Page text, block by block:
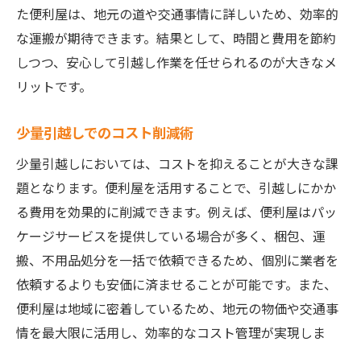
地域の特性を活かしたサービス
信頼できるスタッフの存在
緊急時のフレキシブルな対応
地域コミュニティとの連携
を軽減する
引越し計画に役立つアドバイス
便利屋サービスを活用したストレスフリー
な方法
安心感をもたらすサポート体制
便利屋によるトラブル対応力
リラックスして引越しを迎えるための秘訣
た便利屋は、地元の道や交通事情に詳しいため、効率的
な運搬が期待できます。結果として、時間と費用を節約
しつつ、安心して引越し作業を任せられるのが大きなメ
リットです。
少量引越しでのコスト削減術
少量引越しにおいては、コストを抑えることが大きな課
題となります。便利屋を活用することで、引越しにかか
る費用を効果的に削減できます。例えば、便利屋はパッ
ケージサービスを提供している場合が多く、梱包、運
搬、不用品処分を一括で依頼できるため、個別に業者を
依頼するよりも安価に済ませることが可能です。また、
便利屋は地域に密着しているため、地元の物価や交通事
情を最大限に活用し、効率的なコスト管理が実現しま